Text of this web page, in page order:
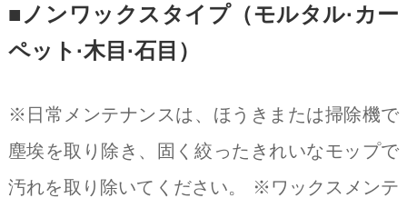
■ノンワックスタイプ（モルタル·カー
ペット·木目·石目）
※日常メンテナンスは、ほうきまたは掃除機で
塵埃を取り除き、固く絞ったきれいなモップで
汚れを取り除いてください。 ※ワックスメンテ